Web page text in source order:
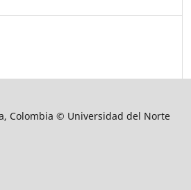
Colombia © Universidad del Norte